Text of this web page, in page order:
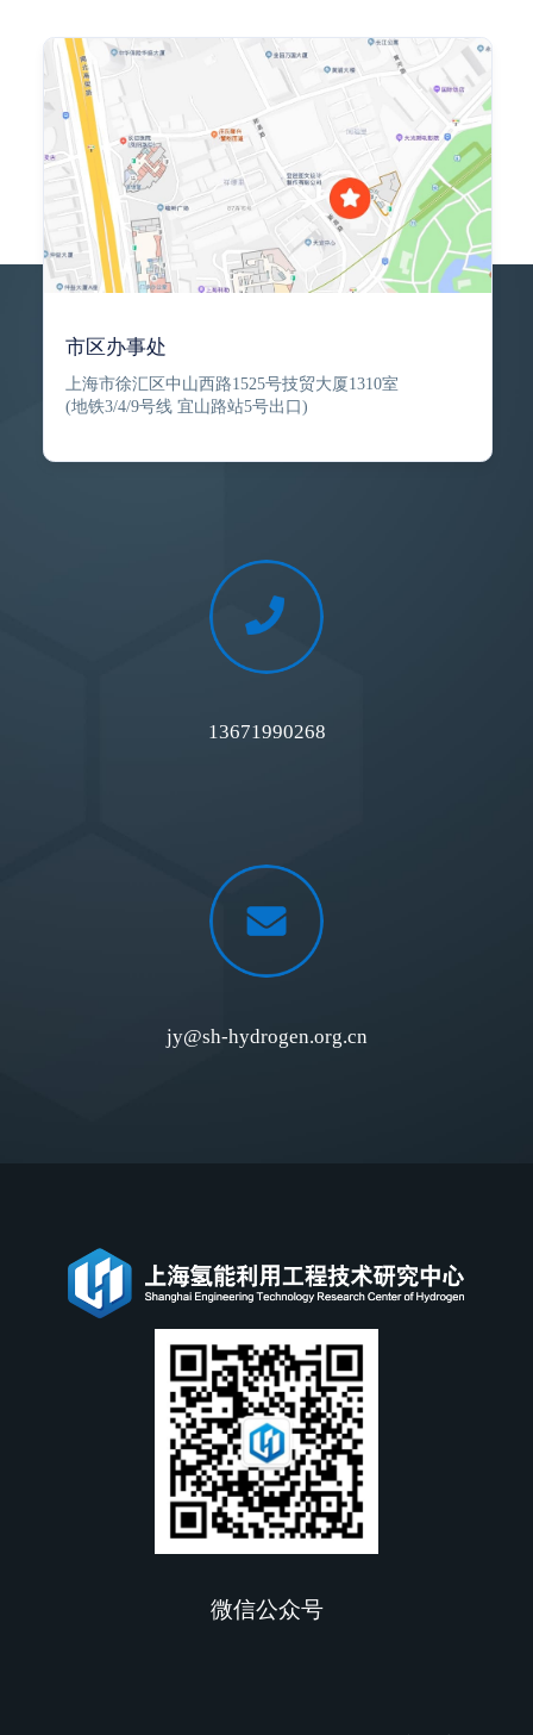
市区办事处
上海市徐汇区中山西路1525号技贸大厦1310室
(地铁3/4/9号线 宜山路站5号出口)
13671990268
jy@sh-hydrogen.org.cn
微信公众号